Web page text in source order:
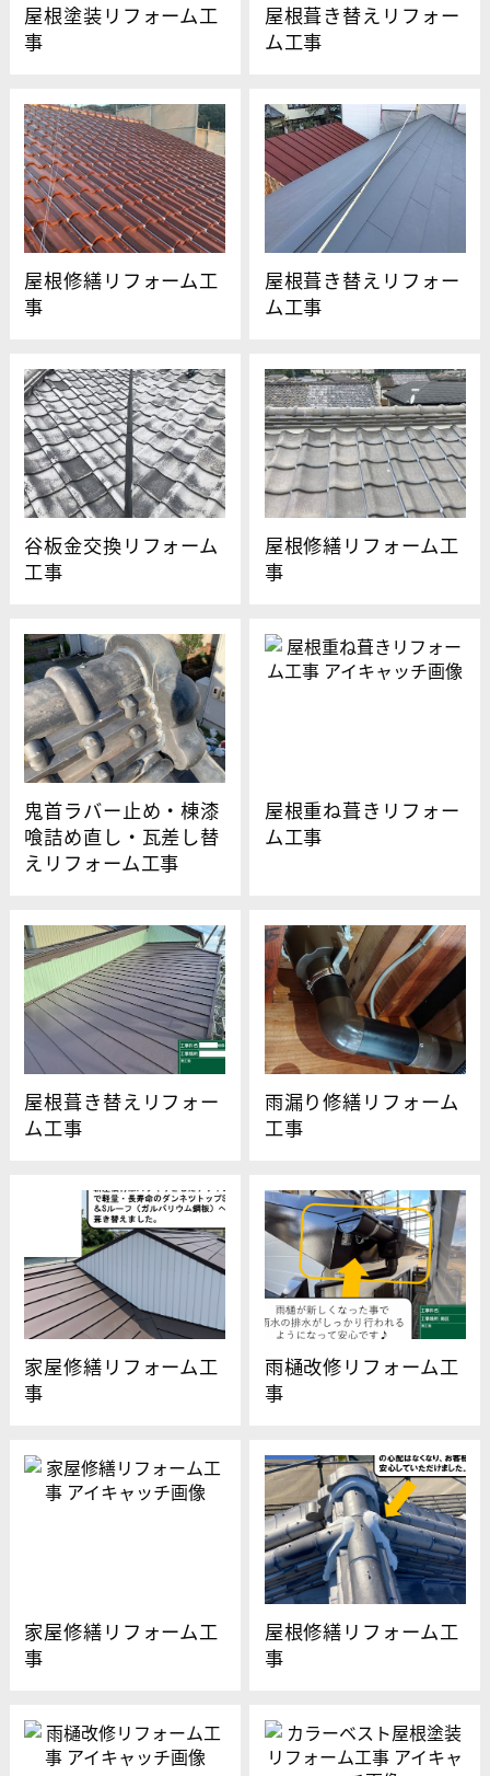
屋根塗装リフォーム工
事
屋根葺き替えリフォー
ム工事
屋根修繕リフォーム工
事
屋根葺き替えリフォー
ム工事
谷板金交換リフォーム
工事
屋根修繕リフォーム工
事
鬼首ラバー止め・棟漆
喰詰め直し・瓦差し替
えリフォーム工事
屋根重ね葺きリフォー
ム工事
屋根葺き替えリフォー
ム工事
雨漏り修繕リフォーム
工事
家屋修繕リフォーム工
事
雨樋改修リフォーム工
事
家屋修繕リフォーム工
事
屋根修繕リフォーム工
事